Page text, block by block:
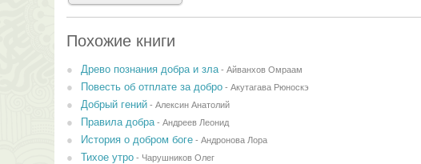
Похожие книги
Древо познания добра и зла- Айванхов Омраам
Повесть об отплате за добро- Акутагава Рюноскэ
Добрый гений- Алексин Анатолий
Правила добра- Андреев Леонид
История о добром боге- Андронова Лора
Тихое утро- Чарушников Олег